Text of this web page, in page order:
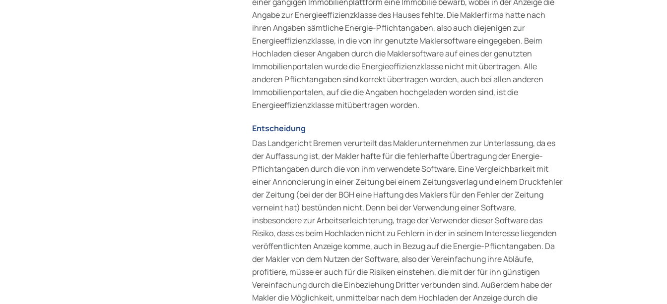
Angabe zur Energieeffizienzklasse des Hauses fehlte. Die Maklerfirma hatte nach
ihren Angaben sämtliche Energie-Pflichtangaben, also auch diejenigen zur
Energieeffizienzklasse, in die von ihr genutzte Maklersoftware eingegeben. Beim
Hochladen dieser Angaben durch die Maklersoftware auf eines der genutzten
Immobilienportalen wurde die Energieeffizienzklasse nicht mit übertragen. Alle
anderen Pflichtangaben sind korrekt übertragen worden, auch bei allen anderen
Immobilienportalen, auf die die Angaben hochgeladen worden sind, ist die
Energieeffizienzklasse mitübertragen worden.
Entscheidung
Das Landgericht Bremen verurteilt das Maklerunternehmen zur Unterlassung, da es
der Auffassung ist, der Makler hafte für die fehlerhafte Übertragung der Energie-
Pflichtangaben durch die von ihm verwendete Software. Eine Vergleichbarkeit mit
einer Annoncierung in einer Zeitung bei einem Zeitungsverlag und einem Druckfehler
der Zeitung (bei der der BGH eine Haftung des Maklers für den Fehler der Zeitung
verneint hat) bestünden nicht. Denn bei der Verwendung einer Software,
insbesondere zur Arbeitserleichterung, trage der Verwender dieser Software das
Risiko, dass es beim Hochladen nicht zu Fehlern in der in seinem Interesse liegenden
veröffentlichten Anzeige komme, auch in Bezug auf die Energie-Pflichtangaben. Da
der Makler von dem Nutzen der Software, also der Vereinfachung ihre Abläufe,
profitiere, müsse er auch für die Risiken einstehen, die mit der für ihn günstigen
Vereinfachung durch die Einbeziehung Dritter verbunden sind. Außerdem habe der
Makler die Möglichkeit, unmittelbar nach dem Hochladen der Anzeige durch die